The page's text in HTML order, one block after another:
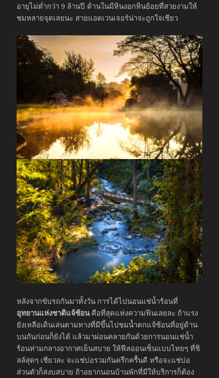
อายุไม่ต่ำกว่า 9 ล้านปี ด้านในมีหินงอกหินย้อยที่สวยงามให้
ชมหลายจุดเลยนะ สายแอดเวนเจอร์น่าจะถูกใจเชียว
หลังจากขับรถกันมาทั้งวัน การได้ไปนอนแช่น้ำร้อนที่
อุทยานแห่งชาติแจ้ซ้อนคือที่สุดแห่งความฟินเลยละ ถ้าแรง
ยังเหลือเดินเล่นตามทางที่มีขึ้นไปชมน้ำตกแจ้ซ้อนที่อยู่ด้าน
บนกันก่อนก็ยังได้ แล้วมาผ่อนคลายกันด้วยการนอนแช่น้ำ
ร้อนท่ามกลางอากาศเย็นสบาย ให้ฟีลออนเซ็นแบบไทยๆ ที่ชิ
ลล์สุดๆ เชียวละ จะแช่บ่อรวมกันครึกครื้นดี หรือจะแช่บ่อ
ส่วนตัวก็สงบสบาย ถ้าอยากนอนบ้านพักที่มีให้บริการก็ต้อง